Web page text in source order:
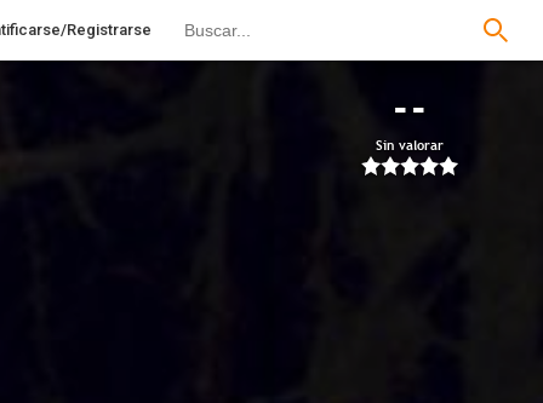
Registrarse
--
Sin valorar